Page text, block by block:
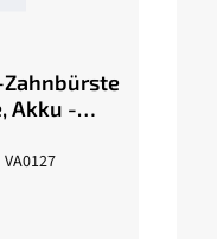
Akku -
VA0127